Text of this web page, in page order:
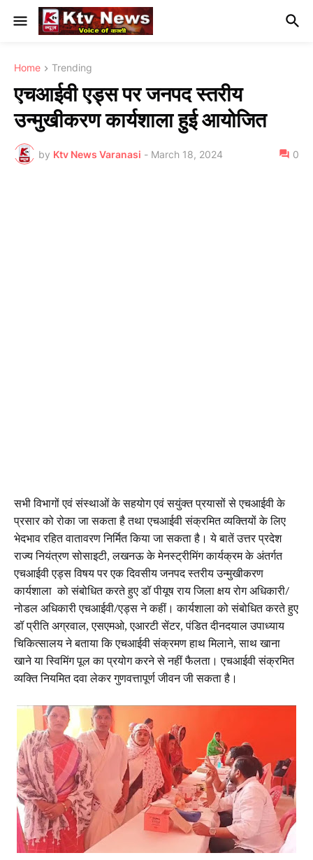
Home Trending
एचआईवी एड्स पर जनपद स्तरीय
उन्मुखीकरण कार्यशाला हुई आयोजित
by Ktv News Varanasi - March 18, 2024 0
सभी विभागों एवं संस्थाओं के सहयोग एवं सयुंक्त प्रयासों से एचआईवी के
प्रसार को रोका जा सकता है तथा एचआईवी संक्रमित व्यक्तियों के लिए
भेदभाव रहित वातावरण निर्मित किया जा सकता है। ये बातें उत्तर प्रदेश
राज्य नियंत्रण सोसाइटी, लखनऊ के मेनस्ट्रीमिंग कार्यक्रम के अंतर्गत
एचआईवी एड्स विषय पर एक दिवसीय जनपद स्तरीय उन्मुखीकरण
कार्यशाला को संबोधित करते हुए डॉ पीयूष राय जिला क्षय रोग अधिकारी/
नोडल अधिकारी एचआईवी/एड्स ने कहीं। कार्यशाला को संबोधित करते हुए
डॉ प्रीति अग्रवाल, एसएमओ, एआरटी सेंटर, पंडित दीनदयाल उपाध्याय
चिकित्सालय ने बताया कि एचआईवी संक्रमण हाथ मिलाने, साथ खाना
खाने या स्विमिंग पूल का प्रयोग करने से नहीं फैलता। एचआईवी संक्रमित
व्यक्ति नियमित दवा लेकर गुणवत्तापूर्ण जीवन जी सकता है।